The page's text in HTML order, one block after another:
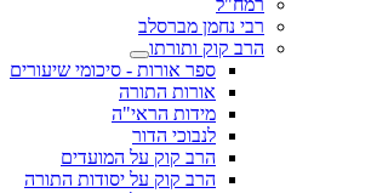
רמח"ל
רבי נחמן מברסלב
הרב קוק ותורתו
ספר אורות - סיכומי שיעורים
אורות התורה
מידות הראי"ה
לנבוכי הדור
הרב קוק על המועדים
הרב קוק על יסודות התורה